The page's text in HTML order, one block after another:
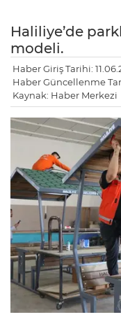
Haliliye’de
modeli.
Haber Giriş Tarihi:
Haber Güncellenme
Kaynak: Haber Merkezi